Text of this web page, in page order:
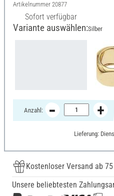
Artikelnummer 20877
Sofort verfügbar
Variante auswählen:Silber
Anzahl:
Lieferung:
Kostenloser Versand ab
Unsere beliebtesten